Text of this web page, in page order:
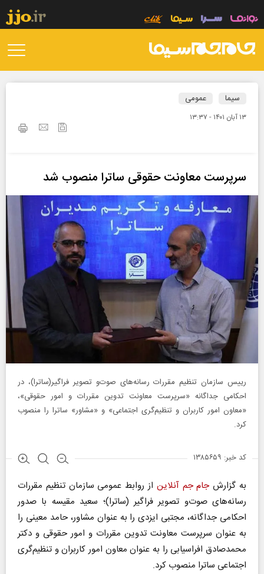
سیما عمومی
۱۳ آبان ۱۴۰۱ - ۱۳:۳۷
سرپرست معاونت حقوقی ساترا منصوب شد
رییس سازمان تنظیم مقررات رسانه‌های صوت‌و تصویر فراگیر(ساترا)، در
احکامی جداگانه «سرپرست معاونت تدوین مقررات و امور حقوقی»،
«معاون امور کاربران و تنظیم‌گری اجتماعی» و «مشاور» ساترا را منصوب
کرد.
کد خبر: ۱۳۸۵۶۵۹
به گزارشجام جم آنلاین از روابط عمومی سازمان تنظیم مقررات
رسانه‌های صوت‌و تصویر فراگیر (ساترا)؛ سعید مقیسه با صدور
احکامی جداگانه، مجتبی ایزدی را به عنوان مشاور، حامد معینی را
به عنوان سرپرست معاونت تدوین مقررات و امور حقوقی و دکتر
محمدصادق افراسیابی را به عنوان معاون امور کاربران و تنظیم‌گری
اجتماعی ساترا منصوب کرد.